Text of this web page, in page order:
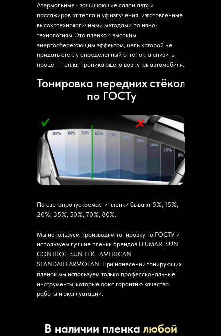
Тонировка передних стёкол
по ГОСТу
По светопропускаемости пленки бывают 5%, 15%,
20%, 35%, 50%, 70%, 80%.
Мы используем производим тонировку по ГОСТУ и
используем лучшие пленки брендов LLUMAR, SUN
CONTROL, SUN TEK , AMERICAN
STANDART,ARMOLAN. При нанесении тонирующих
пленок мы используем только профессиональные
инструменты, которые дают гарантию качества
работы и эксплуатации.
Атермальные - защищающие салон авто и
пассажиров от тепла и уф излучения, изготовленные
высокотехнологичными методами по нано-
технологиям. Это пленка с высоким
энергосберегающим эффектом, цель которой не
придать стеклу определенный оттенок, а снизить
процент тепла, проникающего вовнутрь автомобиля.
В наличии пленка любой